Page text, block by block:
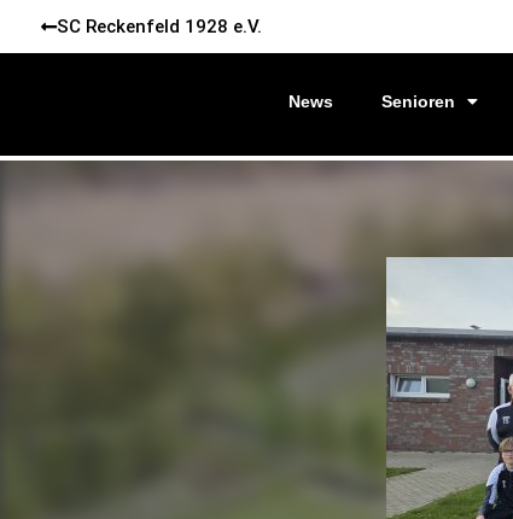
SC Reckenfeld 1928 e.V.
News Senioren